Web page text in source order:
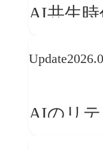
AI共生時
「正解」
Update
AIのリテ